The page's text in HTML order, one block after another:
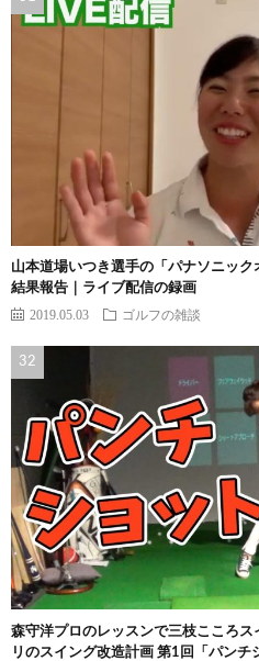
山本道場いつき選手の「パナソニッ
結果報告｜ライブ配信の録画
2019.05.03 ゴルフの雑談
森守洋プロのレッスンで三枝こころ
リのスイング改造計画 第1回「パンチ